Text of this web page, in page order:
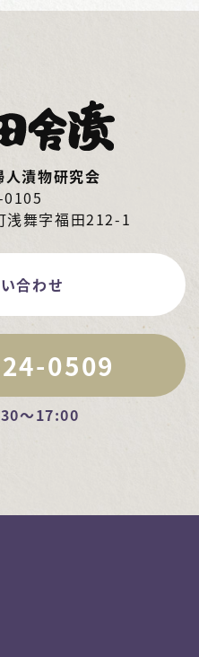
漬物研究会
浅舞字福田212-1
合わせ
0509
～17:00